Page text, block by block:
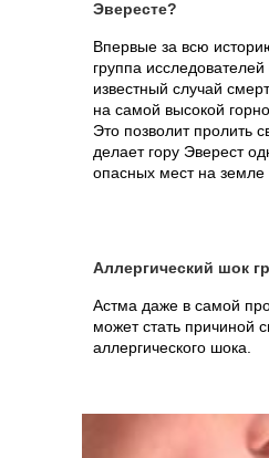
Эвересте?
Впервые за всю
группа
известный случай
на самой высокой
Это позволит пролить
делает гору Эверест
опасных мест на земле
Аллергический шок
Астма даже в самой
может стать причиной
аллергического шока.